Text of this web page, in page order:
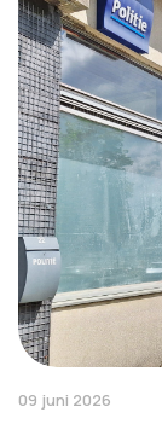
09 juni 2026